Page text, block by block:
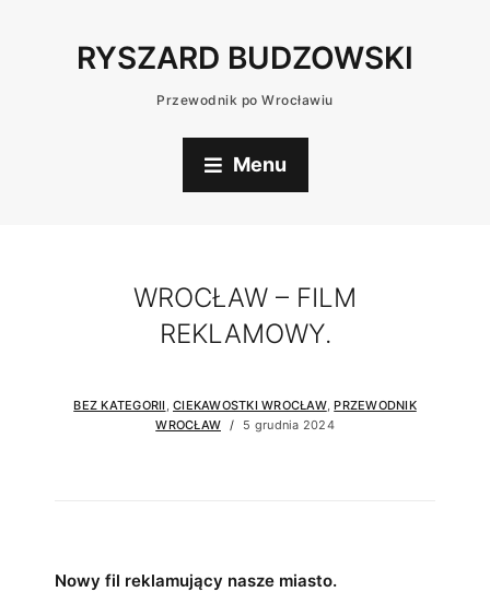
RYSZARD BUDZOWSKI
Przewodnik po Wrocławiu
Menu
WROCŁAW – FILM
REKLAMOWY.
BEZ KATEGORII , CIEKAWOSTKI WROCŁAW,PRZEWODNIK
WROCŁAW
5 grudnia 2024
Nowy fil reklamujący nasze miasto.